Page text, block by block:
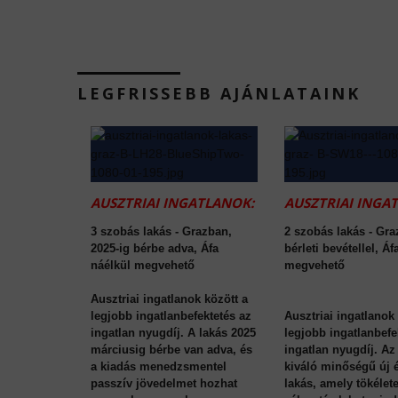
LEGFRISSEBB AJÁNLATAINK
AUSZTRIAI INGATLANOK:
3 szobás lakás - Grazban,
2025-ig bérbe adva, Áfa
náélkül megvehető
Ausztriai ingatlanok között a
legjobb ingatlanbefektetés az
ingatlan nyugdíj. A lakás 2025
márciusig bérbe van adva, és
a kiadás menedzsmentel
passzív jövedelmet hozhat
AUSZTRIAI
2 szobás lakás -
bérleti bevétellel,
megvehető
Ausztriai ingatlanok
legjobb
ingatlan nyugdíj. Az
kiváló minőségű új
lakás, amely